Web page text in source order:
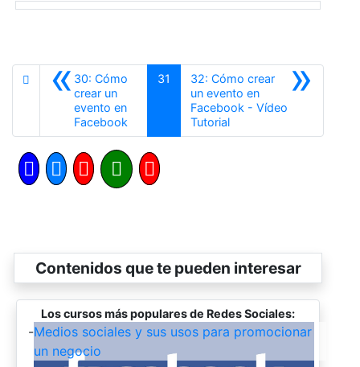
«30: Cómo
crear un
evento en
Facebook
31 »
32: Cómo crear
un evento en
Facebook - Vídeo
TutorialSiguiente
Contenidos que te pueden interesar
Los cursos más populares de Redes Sociales:
-Medios sociales y sus usos para promocionar
un negocio